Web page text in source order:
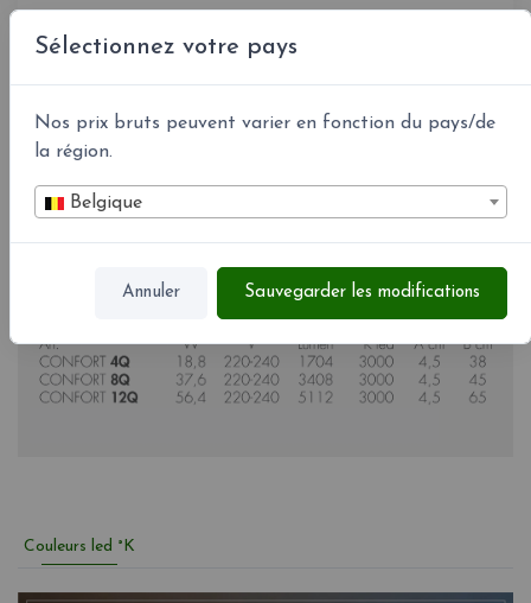
Sélectionnez votre pays
Nos prix bruts peuvent varier en fonction du pays/de
la région.
Belgique
Annuler Sauvegarder les modifications
En savoir plus
Couleurs led °K